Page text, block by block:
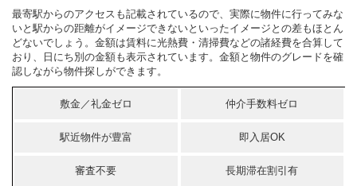
最寄駅からのアクセスも記載されているので、実際に物件に行ってみな
いと駅からの距離がイメージできないといったイメージとの差もほとん
どないでしょう。金額は賃料に光熱費・清掃費などの諸経費を合算して
おり、日にち別の金額も表示されています。金額と物件のグレードを確
認しながら物件探しができます。
敷金／礼金ゼロ 仲介手数料ゼロ
駅近物件が豊富 即入居OK
審査不要 長期滞在割引有